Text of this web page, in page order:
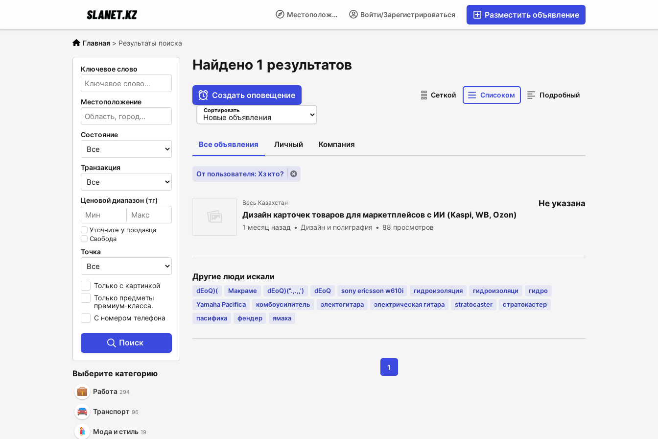
Разместить объявление
Войти/Зарегистрироваться
Местоположение
Главная > Результаты поиска
Ключевое слово
Местоположение
Состояние
Транзакция
Ценовой диапазон (тг)
Уточните у продавца
Свобода
Точка
Только с картинкой
Только предметы
премиум-класса.
С номером телефона
Поиск
Выберите категорию
Работа 294
Транспорт 96
Мода и стиль 19
Найдено 1 результатов
Создать оповещение Сеткой Списоком Подробный
Сортировать
Все объявления Личный Компания
От пользователя: Хз кто?
Весь Казахстан
Дизайн карточек товаров для маркетплейсов с ИИ (Kaspi, WB, Ozon)
1 месяц назад Дизайн и полиграфия 88 просмотров
Не указана
Другие люди искали
dEoQ)( Макраме dEoQ)(".,.,,') dEoQ sony ericsson w610i гидроизоляция гидроизоляци
гидро
Yamaha Pacifica
комбоусилитель электогитара электрическая гитара stratocaster
стратокастер
пасифика
фендер ямаха
1